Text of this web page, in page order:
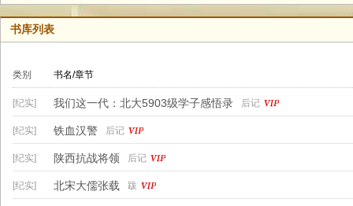
书库列表
类别 书名/章节
[纪实] 我们这一代：北大5903级学子感悟录 后记
[纪实] 铁血汉警 后记
[纪实] 陕西抗战将领 后记
[纪实] 北宋大儒张载 跋